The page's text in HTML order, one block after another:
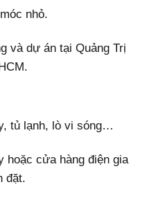
nhỏ.
và dự án tại Quảng Trị
tủ lạnh, lò vi sóng…
hoặc cửa hàng điện gia
đặt.